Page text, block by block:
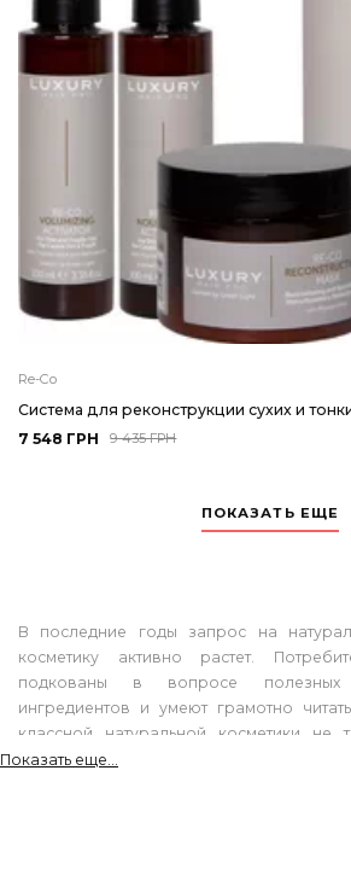
Re-Co
Система для реконструкции сухих и
7 548 ГРН
9 435 ГРН
ПОКАЗАТЬ ЕЩЕ
В последние годы запрос на
косметику активно растет.
подкованы в вопросе полезных
ингредиентов и умеют грамотно
классной натуральной косметики не
насытить состав натуральными
Показать еще...